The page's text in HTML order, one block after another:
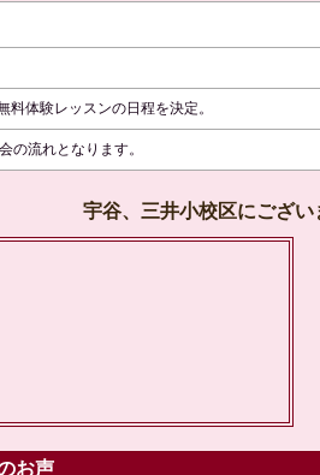
体験レッスンの日程を決定。
の流れとなります。
谷、三井小校区にござい
お声